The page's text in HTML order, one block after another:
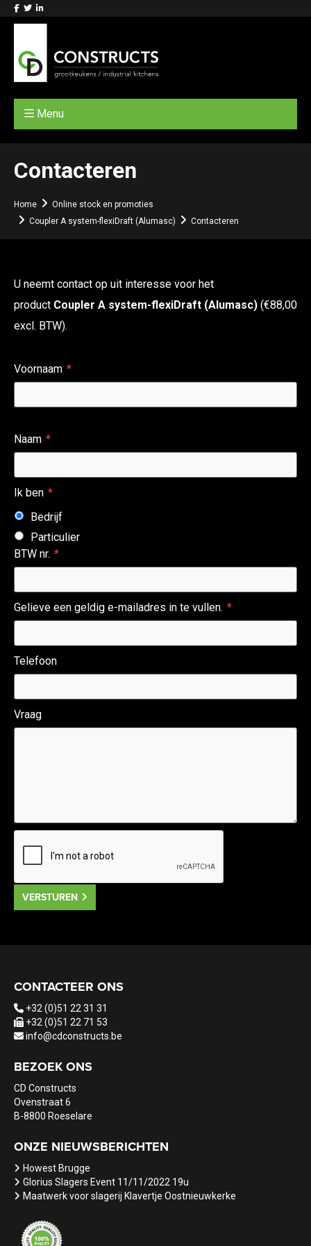
Menu
Contacteren
Home
Online stock en promoties
Coupler A system-flexiDraft (Alumasc)
Contacteren
U neemt contact op uit interesse voor het
product Coupler A system-flexiDraft (Alumasc) (€88,00
excl. BTW).
Voornaam
Naam
Ik ben
Bedrijf
Particulier
BTW nr.
Gelieve een geldig e-mailadres in te vullen.
Telefoon
Vraag
VERSTUREN
CONTACTEER ONS
+32 (0)51 22 31 31
+32 (0)51 22 71 53
info@cdconstructs.be
BEZOEK ONS
CD Constructs
Ovenstraat 6
B-8800 Roeselare
ONZE NIEUWSBERICHTEN
Howest Brugge
Glorius Slagers Event 11/11/2022 19u
Maatwerk voor slagerij Klavertje Oostnieuwkerke